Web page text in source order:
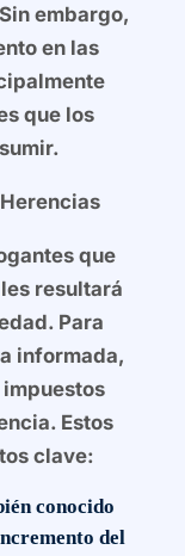
embargo,
en las
que los
que
resultará
Para
informada,
Estos
clave:
conocido
del